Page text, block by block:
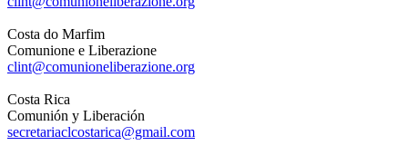
Costa do Marfim
Comunione e Liberazione
clint@comunioneliberazione.org
Costa Rica
Comunión y Liberación
secretariaclcostarica@gmail.com